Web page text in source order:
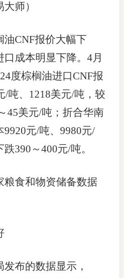
师）
CNF报价大幅下
成本明显下降。4月
度棕榈油进口CNF报
/吨、1218美元/吨，较
45美元/吨；折合华南
元/吨、9980元/
390～400元/吨。
食和物资储备数据
布的数据显示，